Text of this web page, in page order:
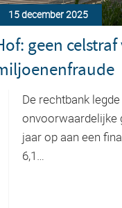
15 december 2025
geen
De rechtbank
onvoorwaardelijke
jaar op aan een
6,1…